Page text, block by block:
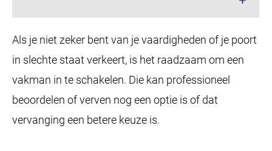
Als je niet zeker bent van je vaardigheden of je poort
in slechte staat verkeert, is het raadzaam om een
vakman in te schakelen. Die kan professioneel
beoordelen of verven nog een optie is of dat
vervanging een betere keuze is.